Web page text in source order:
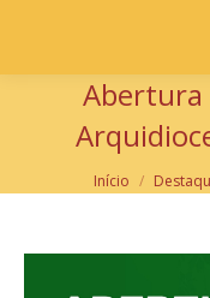
Abertura
Você está aqui:
Início